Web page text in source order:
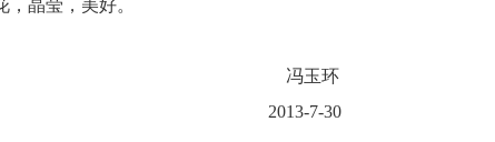
晶莹，美好。
环
7-30